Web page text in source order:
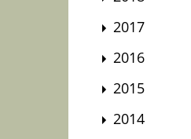
2017
2016
2015
2014